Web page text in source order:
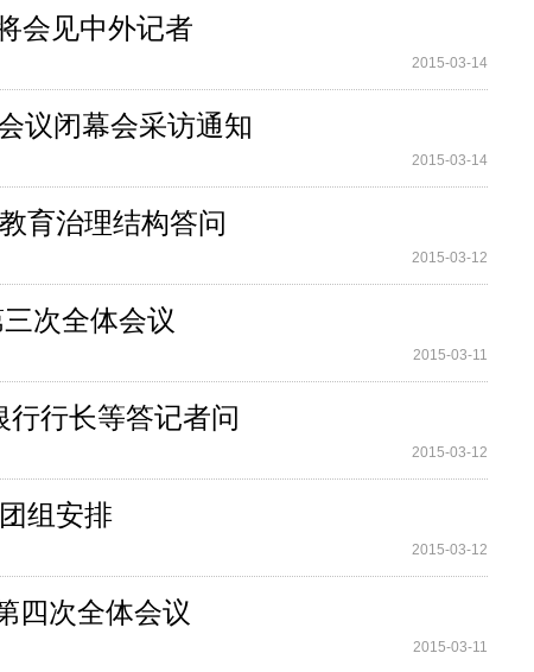
会见中外记者
2015-03-14
议闭幕会采访通知
2015-03-14
育治理结构答问
2015-03-12
次全体会议
2015-03-11
行行长等答记者问
2015-03-12
组安排
2015-03-12
四次全体会议
2015-03-11